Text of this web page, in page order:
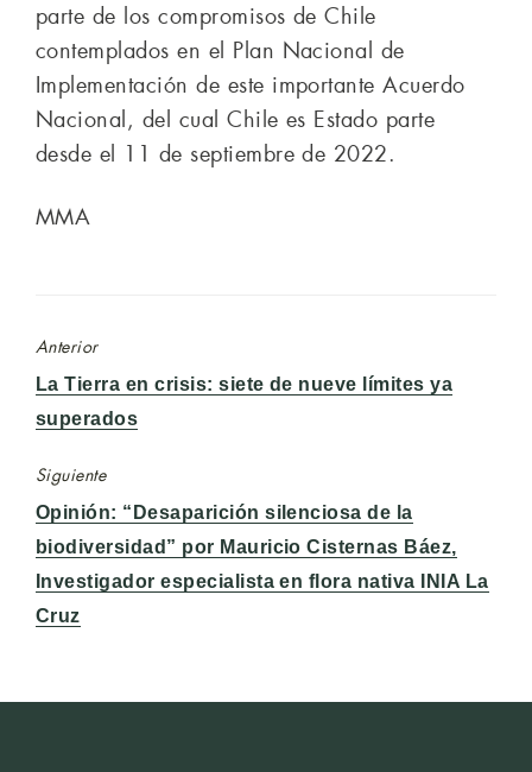
parte de los compromisos de Chile
contemplados en el Plan Nacional de
Implementación de este importante Acuerdo
Nacional, del cual Chile es Estado parte
desde el 11 de septiembre de 2022.
MMA
Anterior
Entrada
anterior:
La Tierra en crisis: siete de nueve límites ya
superados
Siguiente
Entrada
siguiente:
Opinión: “Desaparición silenciosa de la
biodiversidad” por Mauricio Cisternas Báez,
Investigador especialista en flora nativa INIA La
Cruz